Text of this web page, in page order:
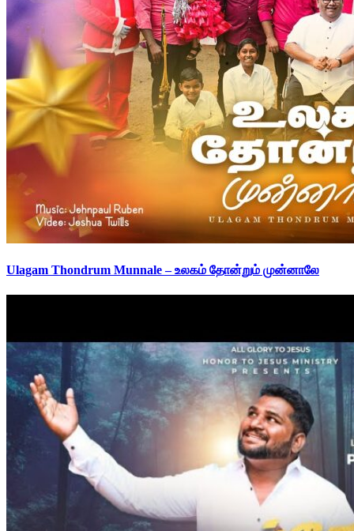
Ulagam Thondrum Munnale – உலகம் தோன்றும் முன்னாலே